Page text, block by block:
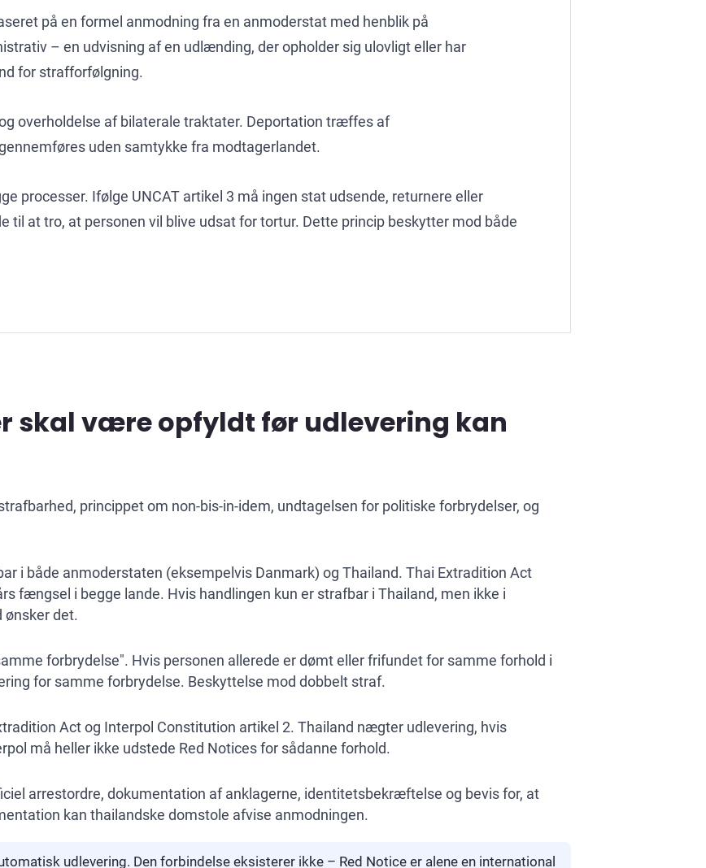
på en formel anmodning fra en anmoderstat med henblik på
– en udvisning af en udlænding, der opholder sig ulovligt eller har
for strafforfølgning.
overholdelse af bilaterale traktater. Deportation træffes af
uden samtykke fra modtagerlandet.
processer. Ifølge UNCAT artikel 3 må ingen stat udsende, returnere eller
til at tro, at personen vil blive udsat for tortur. Dette princip beskytter mod både
skal være opfyldt før udlevering kan
princippet om non-bis-in-idem, undtagelsen for politiske forbrydelser, og
i både anmoderstaten (eksempelvis Danmark) og Thailand. Thai Extradition Act
fængsel i begge lande. Hvis handlingen kun er strafbar i Thailand, men ikke i
ønsker det.
forbrydelse". Hvis personen allerede er dømt eller frifundet for samme forhold i
for samme forbrydelse. Beskyttelse mod dobbelt straf.
Act og Interpol Constitution artikel 2. Thailand nægter udlevering, hvis
må heller ikke udstede Red Notices for sådanne forhold.
arrestordre, dokumentation af anklagerne, identitetsbekræftelse og bevis for, at
kan thailandske domstole afvise anmodningen.
udlevering. Den forbindelse eksisterer ikke – Red Notice er alene en international